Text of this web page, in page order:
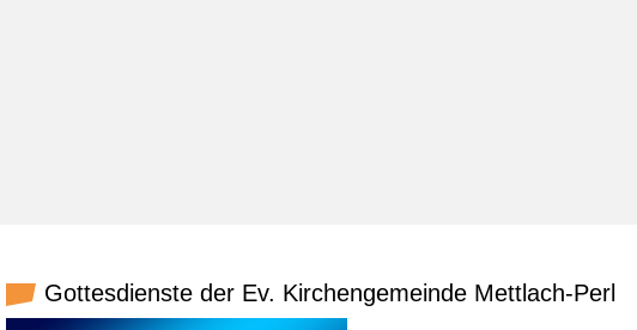
Gottesdienste der Ev. Kirchengemeinde Mettlach-Perl